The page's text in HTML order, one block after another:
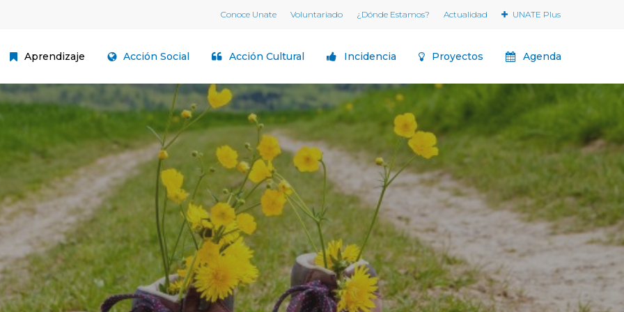
Conoce Unate Voluntariado ¿Dónde Estamos? Actualidad UNATE Plus
Aprendizaje Acción Social Acción Cultural Incidencia Proyectos Agenda